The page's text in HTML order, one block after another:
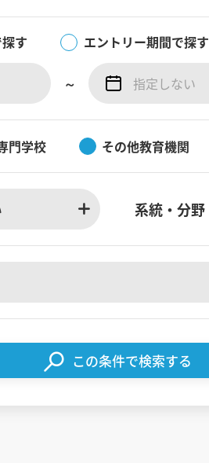
す エントリー期間で探す
～
門学校 その他教育機関
系統・分野
この条件で検索する